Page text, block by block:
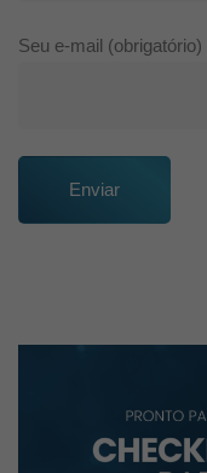
Seu e-mail (obrigatório)